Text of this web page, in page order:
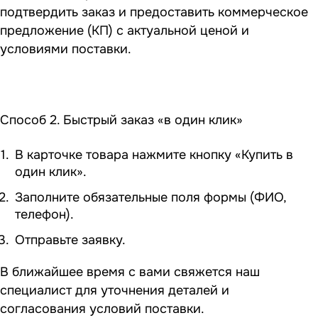
подтвердить заказ и предоставить коммерческое
предложение (КП) с актуальной ценой и
условиями поставки.
Способ 2. Быстрый заказ «в один клик»
В карточке товара нажмите кнопку «Купить в
один клик».
Заполните обязательные поля формы (ФИО,
телефон).
Отправьте заявку.
В ближайшее время с вами свяжется наш
специалист для уточнения деталей и
согласования условий поставки.